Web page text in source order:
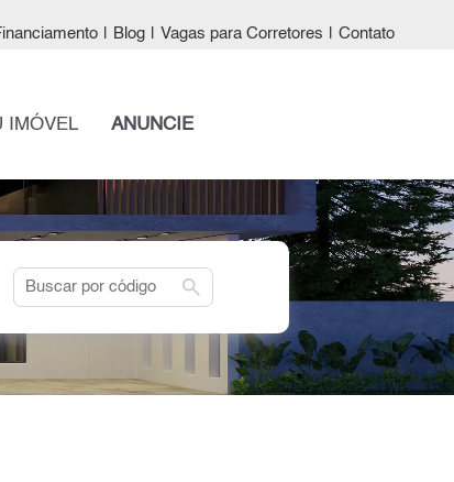
Blog Vagas para Corretores Contato
IMÓVEL ANUNCIE
search